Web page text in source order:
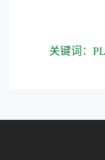
关键词：